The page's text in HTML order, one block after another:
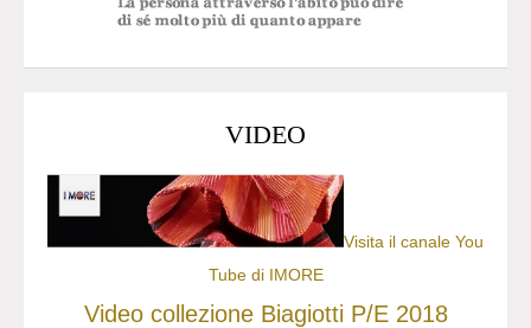
VIDEO
Visita il canale You
Tube di IMORE
Video collezione Biagiotti P/E 2018